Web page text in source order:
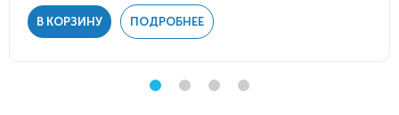
В КОРЗИНУ ПОДРОБНЕЕ